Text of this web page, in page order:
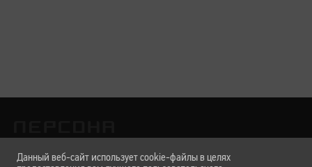
Данный веб-сайт использует cookie-файлы в целях